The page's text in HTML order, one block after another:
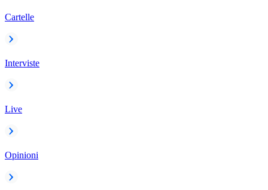
Cartelle
Interviste
Live
Opinioni